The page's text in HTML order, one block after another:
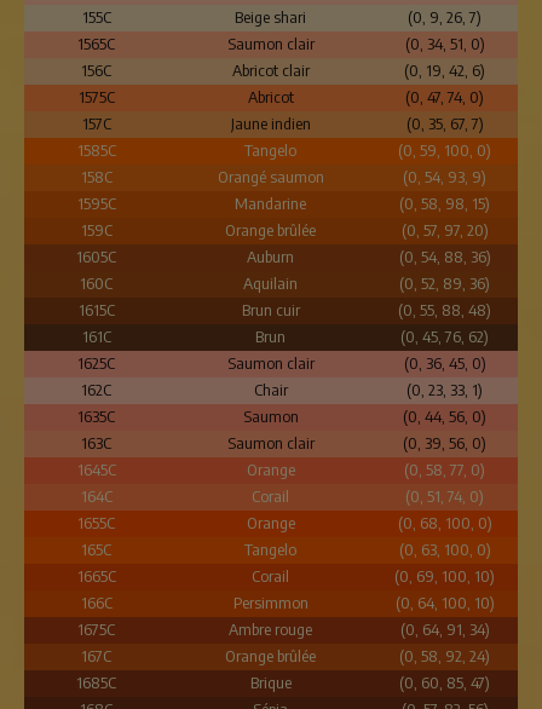
155C
Beige shari
(0, 9, 26, 7)
1565C
Saumon clair
(0, 34, 51, 0)
156C
Abricot clair
(0, 19, 42, 6)
1575C
Abricot
(0, 47, 74, 0)
157C
Jaune indien
(0, 35, 67, 7)
1585C
Tangelo
(0, 59, 100, 0)
158C
Orangé saumon
(0, 54, 93, 9)
1595C
Mandarine
(0, 58, 98, 15)
159C
Orange brûlée
(0, 57, 97, 20)
1605C
Auburn
(0, 54, 88, 36)
160C
Aquilain
(0, 52, 89, 36)
1615C
Brun cuir
(0, 55, 88, 48)
161C
Brun
(0, 45, 76, 62)
1625C
Saumon clair
(0, 36, 45, 0)
162C
Chair
(0, 23, 33, 1)
1635C
Saumon
(0, 44, 56, 0)
163C
Saumon clair
(0, 39, 56, 0)
1645C
Orange
(0, 58, 77, 0)
164C
Corail
(0, 51, 74, 0)
1655C
Orange
(0, 68, 100, 0)
165C
Tangelo
(0, 63, 100, 0)
1665C
Corail
(0, 69, 100, 10)
166C
Persimmon
(0, 64, 100, 10)
1675C
Ambre rouge
(0, 64, 91, 34)
167C
Orange brûlée
(0, 58, 92, 24)
1685C
Brique
(0, 60, 85, 47)